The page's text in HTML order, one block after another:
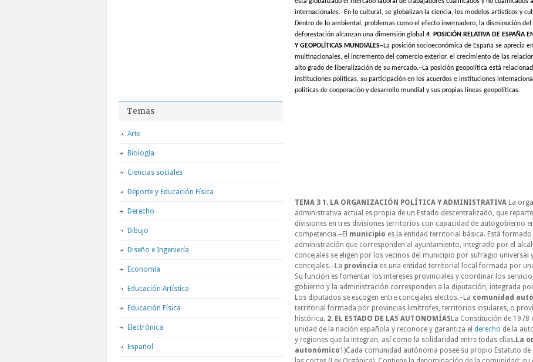
internacionales.–En lo cultural, se globalizan la ciencia, los modelos artísticos y
Dentro de lo ambiental, problemas como el efecto invernadero, la disminución del
deforestación alcanzan una dimensión global.4. POSICIÓN RELATIVA DE ESPAÑA
Y GEOPOLÍTICAS MUNDIALES–La posición socioeconómica de España se aprecia
multinacionales, el incremento del comercio exterior, el crecimiento de las
alto grado de liberalización de su mercado.–La posición geopolítica está
instituciones políticas, su participación en los acuerdos e instituciones
políticas de cooperación y desarrollo mundial y sus propias líneas geopolíticas.
TEMA 3 1. LA ORGANIZACIÓN POLÍTICA Y ADMINISTRATIVA La
administrativa actual es propia de un Estado descentralizado, que
divisiones en tres divisiones territorios con capacidad de autogobierno
competencia.–El municipio es la entidad territorial básica. Está
administración que corresponden al ayuntamiento, integrado por el
concejales se eligen por los vecinos del municipio por sufragio universal
concejales.–La provincia es una entidad territorial local formada por
Su función es fomentar los intereses provinciales y coordinar los
gobierno y la administración corresponden a la diputación, integrada
Los diputados se escogen entre concejales electos.–La comunidad
territorial formada por provincias limítrofes, territorios insulares, o
histórica. 2. EL ESTADO DE LAS AUTONOMÍAS La Constitución de 1978
unidad de la nación española y reconoce y garantiza el derecho de la
y regiones que la integran, así como la solidaridad entre todas ellas.La
autonómico1)Cada comunidad autónoma posee su propio Estatuto
Temas
Arte
Biología
Ciencias sociales
Deporte y Educación Física
Derecho
Dibujo
Diseño e Ingeniería
Economía
Educación Artística
Educación Física
Electrónica
Español